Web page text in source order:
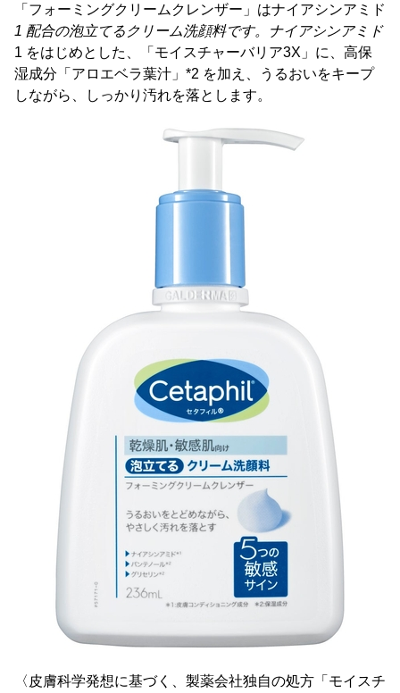
「フォーミングクリームクレンザー」はナイアシンアミド
1 配合の泡立てるクリーム洗顔料です。ナイアシンアミド
1 をはじめとした、「モイスチャーバリア3X」に、高保
湿成分「アロエベラ葉汁」*2 を加え、うるおいをキープ
しながら、しっかり汚れを落とします。
〈皮膚科学発想に基づく、製薬会社独自の処方「モイスチ